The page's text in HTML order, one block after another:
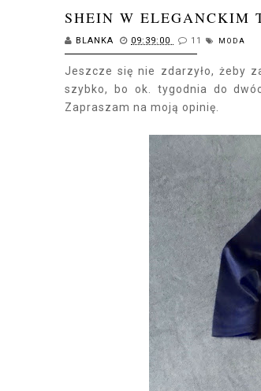
SHEIN W ELEGANCKIM
BLANKA 09:39:00 11 MODA
Jeszcze się nie zdarzyło, żeby
szybko, bo ok. tygodnia do
Zapraszam na moją opinię.